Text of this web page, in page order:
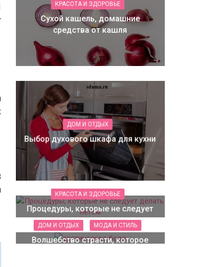
КРАСОТА И ЗДОРОВЬЕ
Сухой кашель, домашние
средства от кашля
ДОМ И ОТДЫХ
Выбор духового шкафа для кухни
КРАСОТА И ЗДОРОВЬЕ
Процедуры, которые не следует
делать летом
ДОМ И ОТДЫХ МОДА И СТИЛЬ
Волшебство страсти, которое